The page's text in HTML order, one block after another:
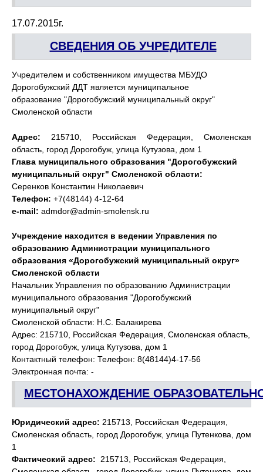
17.07.2015г.
СВЕДЕНИЯ ОБ УЧРЕДИТЕЛЕ
Учредителем и собственником имущества МБУДО
Дорогобужский ДДТ является муниципальное
образование "Дорогобужский муниципальный округ"
Смоленской области
Адрес: 215710, Российская Федерация, Смоленская
область, город Дорогобуж, улица Кутузова, дом 1
Глава муниципального образования "Дорогобужский
муниципальный округ" Смоленской области:
Серенков Константин Николаевич
Телефон: +7(48144) 4-12-64
e-mail: admdor@admin-smolensk.ru
Учреждение находится в ведении Управления по
образованию Администрации муниципального
образования «Дорогобужский муниципальный округ»
Смоленской области
Начальник Управления по образованию Администрации
муниципального образования "Дорогобужский
муниципальный округ"
Смоленской области: Н.С. Балакирева
Адрес: 215710, Российская Федерация, Смоленская область,
город Дорогобуж, улица Кутузова, дом 1
Контактный телефон: Телефон: 8(48144)4-17-56
Электронная почта: -
МЕСТОНАХОЖДЕНИЕ
Юридический адрес: 215713, Российская Федерация,
Смоленская область, город Дорогобуж, улица Путенкова, дом
1
Фактический адрес: 215713, Российская Федерация,